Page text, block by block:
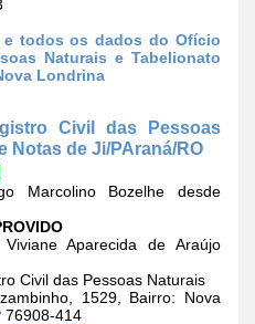
e todos os dados do Ofício
Naturais e Tabelionato
Londrina
Civil das Pessoas
Notas de Ji/PAraná/RO
Marcolino Bozelhe desde
Viviane Aparecida de Araújo
Civil das Pessoas Naturais
1529, Bairro: Nova
76908-414